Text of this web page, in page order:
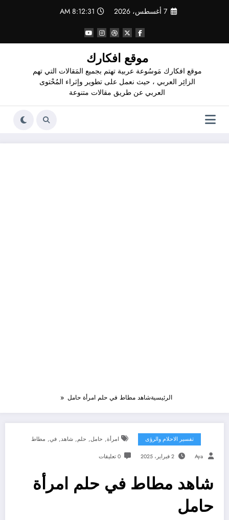
7 أغسطس، 2026 8:12:31 AM
موقع افكارك
موقع افكارك مَوسُوعة عربية تهتم بجميع المَقالات التي تهم
الزائِر العربي ، حيث نعمل على تطوير وإثراء المُحْتوى
العربي عن طريق مقالات متنوعة
الرئيسيةشاهد مطاط في حلم امرأة حامل
تفسير الاحلام والرؤى امرأة, حامل, حلم, شاهد, في, مطاط
Aya 2 فبراير، 2025 0 تعليقات
شاهد مطاط في حلم امرأة
حامل